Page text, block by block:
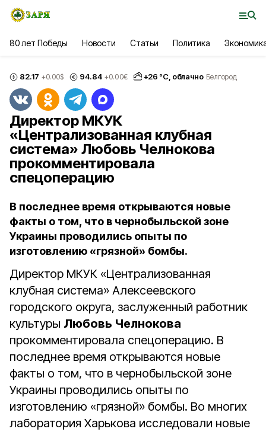
80 лет Победы Новости Статьи Политика
82.17 +0.00$ 94.84 +0.00€ +26 °С, облачно Белгород
Директор МКУК
«Централизованная клубная
система» Любовь Челнокова
прокомментировала
спецоперацию
В последнее время открываются новые
факты о том, что в чернобыльской зоне
Украины проводились опыты по
изготовлению «грязной» бомбы.
Директор МКУК «Централизованная
клубная система» Алексеевского
городского округа, заслуженный работник
культуры Любовь Челнокова
прокомментировала спецоперацию. В
последнее время открываются новые
факты о том, что в чернобыльской зоне
Украины проводились опыты по
изготовлению «грязной» бомбы. Во многих
лаборатория Харькова исследовали новые